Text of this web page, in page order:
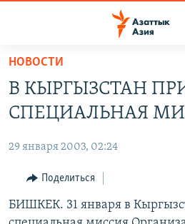
Вернуться
основному
содержанию
навигации
Вернутся
УЗБЕКИСТАН
ТАДЖИКИСТАН
НА ДРУГИХ ЯЗЫКАХ
ҚАЗАҚША
КЫРГЫЗЧА
НОВОСТИ
В КЫРГЫЗСТАН
СПЕЦИАЛЬНАЯ
29 января 2003, 02:24
Поделиться
БИШКЕК. 31 января в